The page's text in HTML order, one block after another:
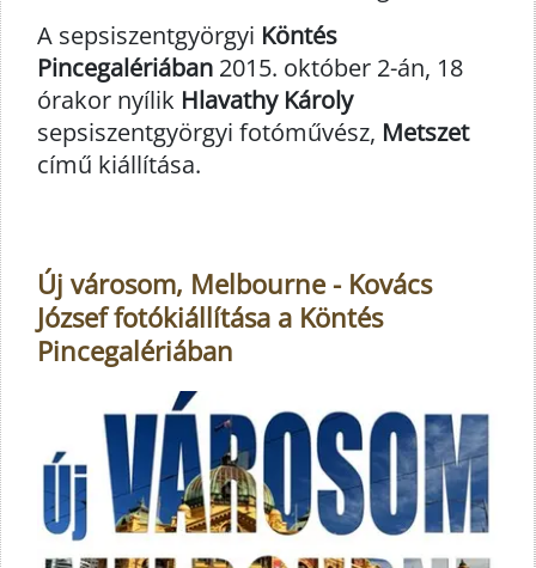
A sepsiszentgyörgyi Köntés
Pincegalériában 2015. október 2-án, 18
órakor nyílik Hlavathy Károly
sepsiszentgyörgyi fotóművész, Metszet
című kiállítása.
Új városom, Melbourne - Kovács
József fotókiállítása a Köntés
Pincegalériában